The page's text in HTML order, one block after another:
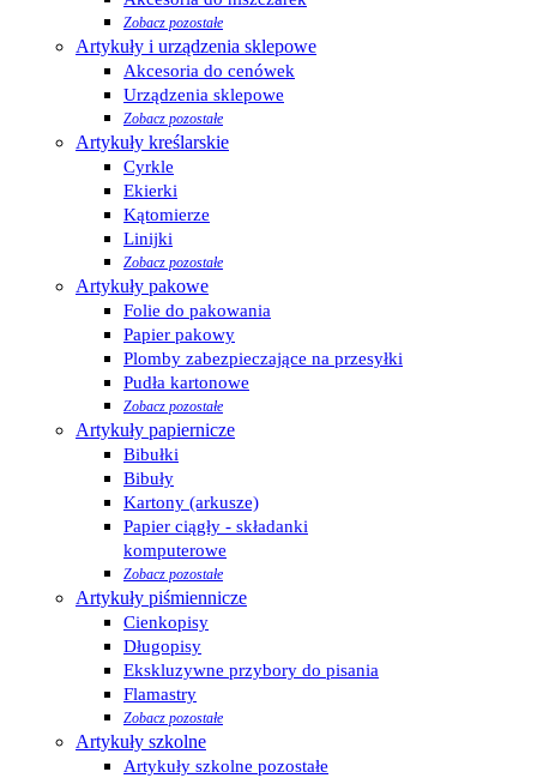
Zobacz pozostałe
Artykuły i urządzenia sklepowe
Akcesoria do cenówek
Urządzenia sklepowe
Zobacz pozostałe
Artykuły kreślarskie
Cyrkle
Ekierki
Kątomierze
Linijki
Zobacz pozostałe
Artykuły pakowe
Folie do pakowania
Papier pakowy
Plomby zabezpieczające na przesyłki
Pudła kartonowe
Zobacz pozostałe
Artykuły papiernicze
Bibułki
Bibuły
Kartony (arkusze)
Papier ciągły - składanki
komputerowe
Zobacz pozostałe
Artykuły piśmiennicze
Cienkopisy
Długopisy
Ekskluzywne przybory do pisania
Flamastry
Zobacz pozostałe
Artykuły szkolne
Artykuły szkolne pozostałe